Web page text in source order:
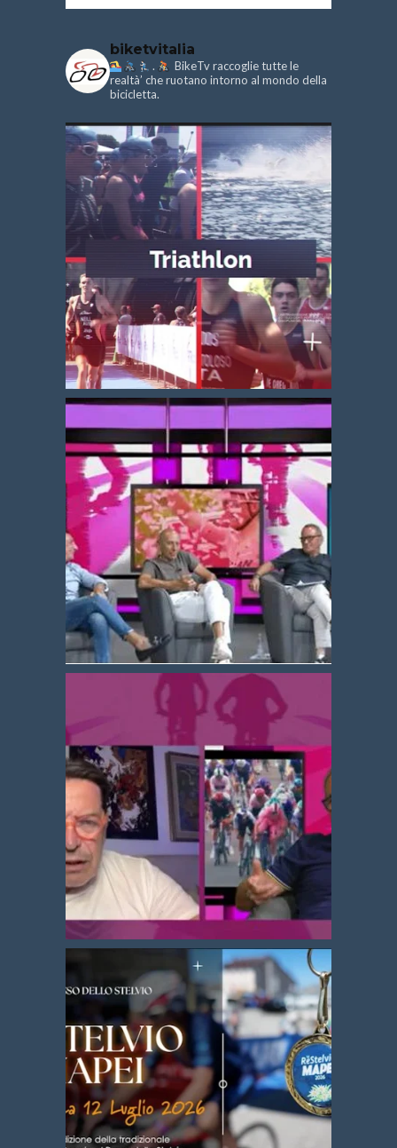
biketvitalia
.
BikeTv raccoglie tutte le
realtà’ che ruotano intorno al mondo della
bicicletta.